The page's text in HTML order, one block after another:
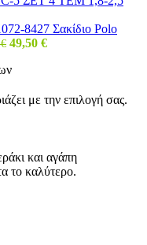
Σακίδιο Polo
€ Original
was:
49,50 €Η
49,50 €.
με την επιλογή σας.
και αγάπη
το καλύτερο.